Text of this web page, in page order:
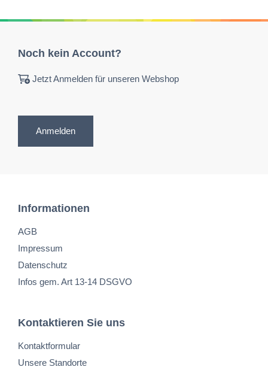
Noch kein Account?
Jetzt Anmelden für unseren Webshop
Anmelden
Informationen
AGB
Impressum
Datenschutz
Infos gem. Art 13-14 DSGVO
Kontaktieren Sie uns
Kontaktformular
Unsere Standorte